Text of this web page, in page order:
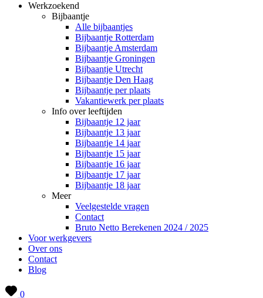
Werkzoekend
Bijbaantje
Alle bijbaantjes
Bijbaantje Rotterdam
Bijbaantje Amsterdam
Bijbaantje Groningen
Bijbaantje Utrecht
Bijbaantje Den Haag
Bijbaantje per plaats
Vakantiewerk per plaats
Info over leeftijden
Bijbaantje 12 jaar
Bijbaantje 13 jaar
Bijbaantje 14 jaar
Bijbaantje 15 jaar
Bijbaantje 16 jaar
Bijbaantje 17 jaar
Bijbaantje 18 jaar
Meer
Veelgestelde vragen
Contact
Bruto Netto Berekenen 2024 / 2025
Voor werkgevers
Over ons
Contact
Blog
0